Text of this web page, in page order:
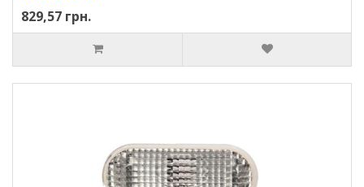
829,57 грн.